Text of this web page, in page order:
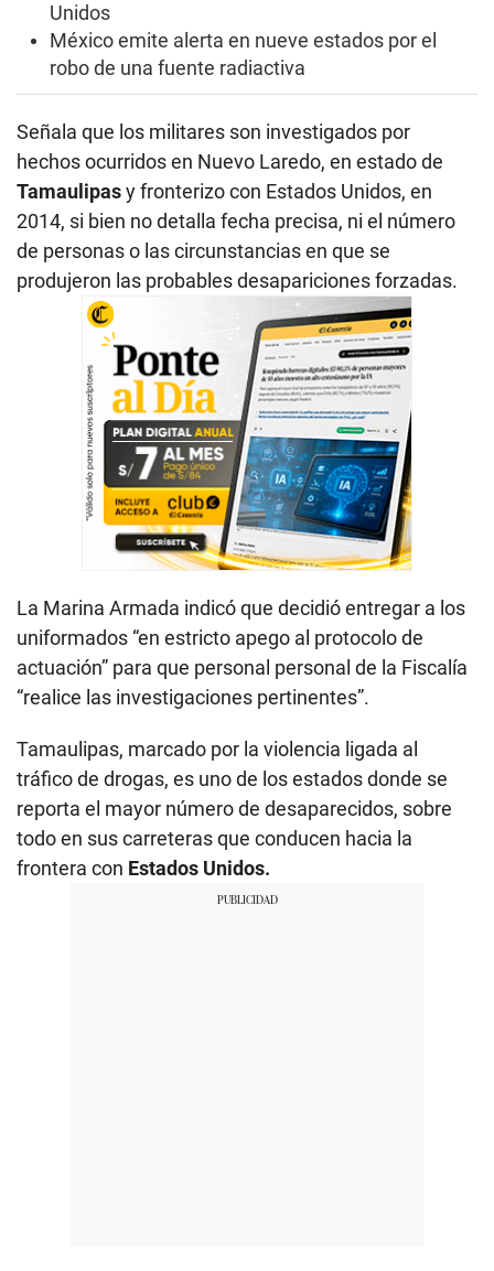
Unidos
México emite alerta en nueve estados por el
robo de una fuente radiactiva
Señala que los militares son investigados por
hechos ocurridos en Nuevo Laredo, en estado de
Tamaulipasy fronterizo con Estados Unidos, en
2014, si bien no detalla fecha precisa, ni el número
de personas o las circunstancias en que se
produjeron las probables desapariciones forzadas.
La Marina Armada indicó que decidió entregar a los
uniformados “en estricto apego al protocolo de
actuación” para que personal personal de la Fiscalía
“realice las investigaciones pertinentes”.
Tamaulipas, marcado por la violencia ligada al
tráfico de drogas, es uno de los estados donde se
reporta el mayor número de desaparecidos, sobre
todo en sus carreteras que conducen hacia la
frontera con Estados Unidos.